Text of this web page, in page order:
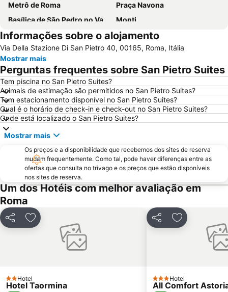
Metrô de Roma
Praça Navona
Basílica de São Pedro no Vaticano
Monti
Termini Metro Station
Praça de Espanha
Prati
Panteão
Basílica de Santa Maria Maggiore
Barberini - Fontana di Trevi Metro Station
International Airport Roma Ciampino
Praça de São Pedro
Trevi
Ostia
Lungotevere Castello & Vaticano
Museu Vaticano
Via del Corso
Termas de Caracala
Colosseo Metro Station
Estádio Olímpico de Roma
Parioli
La Santa Sede
La Sapienza - Città Universitaria
Fiera di Roma
Via Nazionale
Praça do Popolo
Ostia Antica
Roma Ostiense Railway Station
Nomentano - San Lorenzo
Piazza Campo de' Fiori
Stazione Tiburtina
Ottaviano - San Pietro - Musei Vaticani Metro Station
Fórum Romano
Informações sobre o alojamento
Via Della Stazione Di San Pietro 40, 00165, Roma, Itália
Mostrar mais
Perguntas frequentes sobre San Pietro Suites
Tem piscina no San Pietro Suites?
Animais de estimação são permitidos no San Pietro Suites?
Tem estacionamento disponível no San Pietro Suites?
Qual é o horário de check-in e check-out no San Pietro Suites?
Onde está localizado o San Pietro Suites?
Mostrar mais
Os preços e a disponibilidade que recebemos dos sites de reserva
mudam frequentemente. Como tal, pode haver diferenças entre as
ofertas que consulta no trivago e os preços que estão disponíveis
nos sites de reserva.
Um dos Hotéis com melhor avaliação em
Roma
PartilharAdicionar aos favoritos
2 Estrelas
Hotel
Hotel Taormina
PartilharAdicionar
3 Estrelas
Hotel
All Comfort